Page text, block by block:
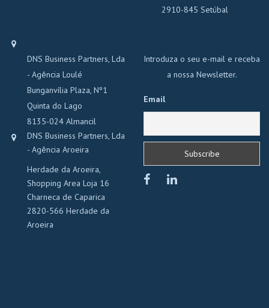
2910-845 Setúbal
DNS Business Partners, Lda
- Agência Loulé
Bunganvília Plaza, Nº1
Quinta do Lago
8135-024 Almancil
DNS Business Partners, Lda
- Agência Aroeira
Herdade da Aroeira,
Shopping Area Loja 16
Charneca de Caparica
2820-566 Herdade da
Aroeira
Introduza o seu e-mail e receba
a nossa Newsletter.
Email